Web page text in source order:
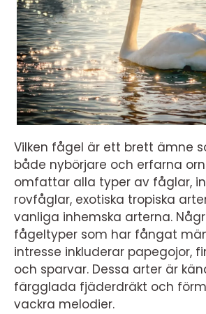
Vilken fågel är ett brett ämne
både nybörjare och erfarna
omfattar alla typer av fåglar,
rovfåglar, exotiska tropiska
vanliga inhemska arterna.
fågeltyper som har fångat
intresse inkluderar papegojor,
och sparvar. Dessa arter är
färgglada fjäderdräkt och
vackra melodier.